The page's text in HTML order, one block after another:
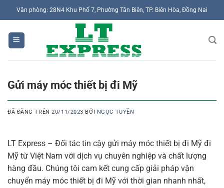
Chuyển
đến
nội
dung
Văn phòng: 28N4 Khu Phố 7, Phường Tân Biên, TP. Biên Hòa, Đồng Nai
Gửi máy móc thiết bị đi Mỹ
ĐÃ ĐĂNG TRÊN20/11/2023 BỞI NGỌC TUYỀN
LT Express – Đối tác tin cậy gửi máy móc thiết bị đi Mỹ đi
Mỹ từ Việt Nam với dịch vụ chuyên nghiệp và chất lượng
hàng đầu. Chúng tôi cam kết cung cấp giải pháp vận
chuyển máy móc thiết bị đi Mỹ với thời gian nhanh nhất,